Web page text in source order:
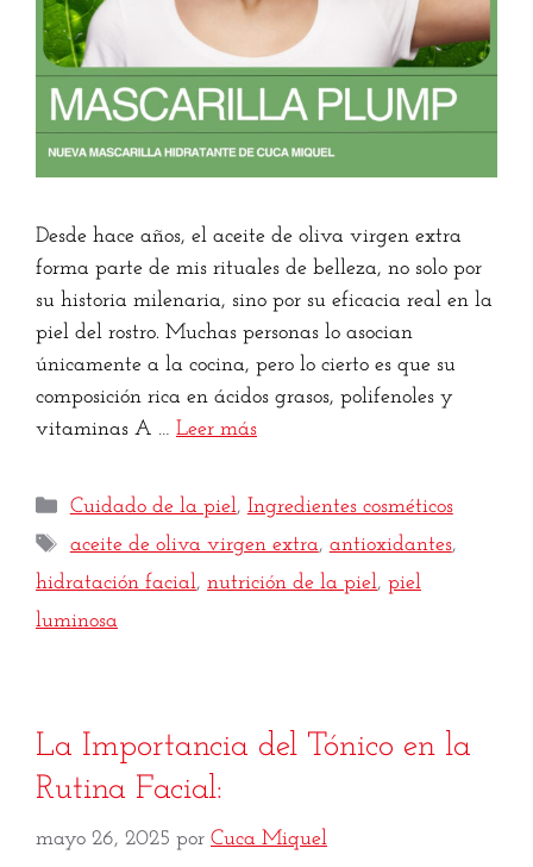
Desde hace años, el aceite de oliva virgen extra
forma parte de mis rituales de belleza, no solo por
su historia milenaria, sino por su eficacia real en la
piel del rostro. Muchas personas lo asocian
únicamente a la cocina, pero lo cierto es que su
composición rica en ácidos grasos, polifenoles y
vitaminas A … Leer más
Cuidado de la piel, Ingredientes cosméticos
aceite de oliva virgen extra, antioxidantes,
hidratación facial, nutrición de la piel, piel
luminosa
La Importancia del Tónico en la
Rutina Facial:
mayo 26, 2025 por Cuca Miquel